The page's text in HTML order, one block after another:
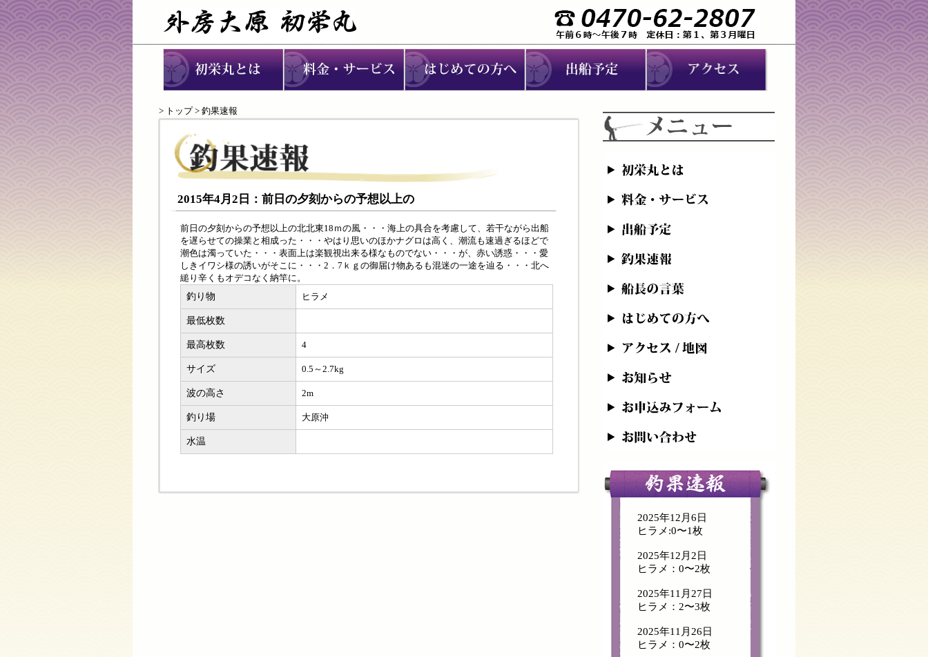
> トップ> 釣果速報
2015年4月2日：前日の夕刻からの予想以上の
前日の夕刻からの予想以上の北北東18ｍの風・・・海上の具合を考慮して、若干ながら出船
を遅らせての操業と相成った・・・やはり思いのほかナグロは高く、潮流も速過ぎるほどで
潮色は濁っていた・・・表面上は楽観視出来る様なものでない・・・が、赤い誘惑・・・愛
しきイワシ様の誘いがそこに・・・2．7ｋｇの御届け物あるも混迷の一途を辿る・・・北へ
縋り辛くもオデコなく納竿に。
釣り物
ヒラメ
最低枚数
最高枚数 4
サイズ 0.5～2.7kg
波の高さ 2m
釣り場 大原沖
水温
2025年12月6日
ヒラメ:0〜1枚
2025年12月2日
ヒラメ：0〜2枚
2025年11月27日
ヒラメ：2〜3枚
2025年11月26日
ヒラメ：0〜2枚